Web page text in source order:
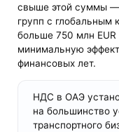
свыше этой суммы —
групп с глобальным
больше 750 млн
минимальную
финансовых лет.
НДС в ОАЭ
на большинство
транспортного